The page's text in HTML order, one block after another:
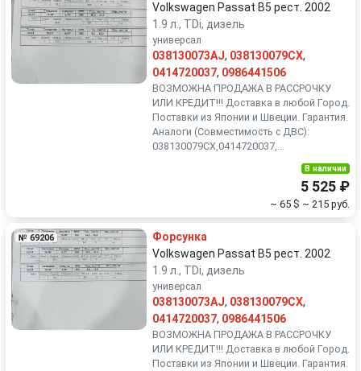
Volkswagen Passat B5 рест. 2002
1.9 л., TDi, дизель
универсал
038130073AJ, 038130079CX,
0414720037, 0986441506
ВОЗМОЖНА ПРОДАЖА В РАССРОЧКУ
ИЛИ КРЕДИТ!!! Доставка в любой Город.
Поставки из Японии и Швеции. Гарантия.
Аналоги (Совместимость с ДВС):
038130079CX,0414720037,...
В наличии
5 525 ₽
~ 65 $ ~ 215 руб.
№ 69206
Форсунка
Volkswagen Passat B5 рест. 2002
1.9 л., TDi, дизель
универсал
038130073AJ, 038130079CX,
0414720037, 0986441506
ВОЗМОЖНА ПРОДАЖА В РАССРОЧКУ
ИЛИ КРЕДИТ!!! Доставка в любой Город.
Поставки из Японии и Швеции. Гарантия.